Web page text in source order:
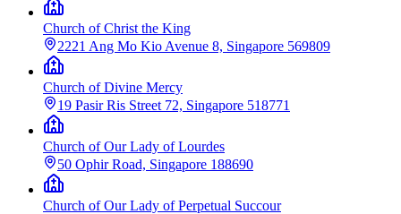
Church of Christ the King
2221 Ang Mo Kio Avenue 8, Singapore 569809
Church of Divine Mercy
19 Pasir Ris Street 72, Singapore 518771
Church of Our Lady of Lourdes
50 Ophir Road, Singapore 188690
Church of Our Lady of Perpetual Succour